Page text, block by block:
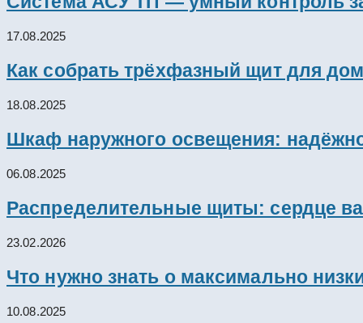
17.08.2025
Как собрать трёхфазный щит для
18.08.2025
Шкаф наружного освещения:
06.08.2025
Распределительные щиты: сердце
23.02.2026
Что нужно знать о максимально
10.08.2025